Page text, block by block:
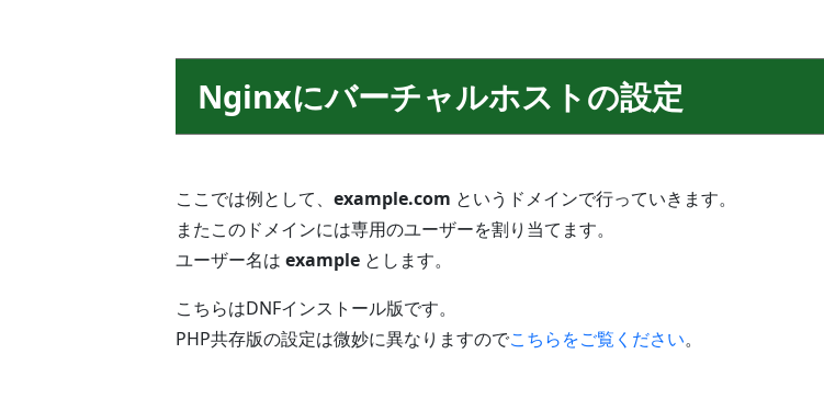
Nginxにバーチャルホストの設定
ここでは例として、 example.com というドメインで行っていきます。
またこのドメインには専用のユーザーを割り当てます。
ユーザー名は example とします。
こちらはDNFインストール版です。
PHP共存版の設定は微妙に異なりますのでこちらをご覧ください。